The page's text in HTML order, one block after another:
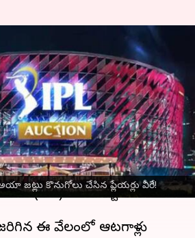
జట్లు కొనుగోలు చేసిన ప్లేయర్లు వీరే!
: ముగిసిన
అయా జట్లు
ప్లేయర్లు వీరే!
Dec 19, 2023 09:58 pm
ఆసక్తిగా ఎదురుచూస్తున్న
వేలం అట్టహాసంగా
ఈ వేలంలో ఆటగాళ్లు